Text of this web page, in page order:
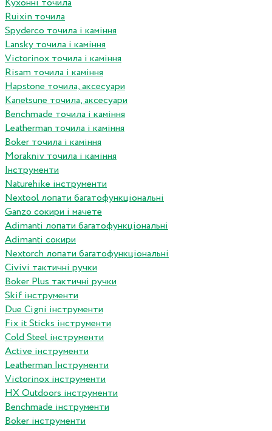
Кухонні точила
Ruixin точила
Spyderco точила і каміння
Lansky точила і каміння
Victorinox точила і каміння
Risam точила і каміння
Hapstone точила, аксесуари
Kanetsune точила, аксесуари
Benchmade точила і каміння
Leatherman точила і каміння
Boker точила і каміння
Morakniv точила і каміння
Інструменти
Naturehike інструменти
Nextool лопати багатофункціональні
Ganzo сокири і мачете
Adimanti лопати багатофункціональні
Adimanti сокири
Nextorch лопати багатофункціональні
Сivivi тактичні ручки
Boker Plus тактичні ручки
Skif інструменти
Due Cigni інструменти
Fix it Sticks інструменти
Сold Steel інструменти
Active інструменти
Leatherman Інструменти
Victorinox інструменти
HX Outdoors інструменти
Benchmade інструменти
Boker інструменти